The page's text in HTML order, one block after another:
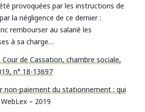
provoquées par les instructions de
la négligence de ce dernier :
rembourser au salarié les
à sa charge…
de Cassation, chambre sociale,
n° 18-13697
non-paiement du stationnement : qui
– 2019